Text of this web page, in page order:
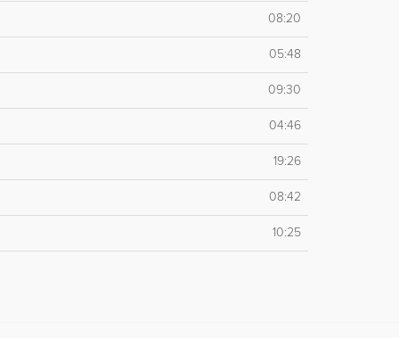
08:20
05:48
09:30
04:46
19:26
08:42
10:25